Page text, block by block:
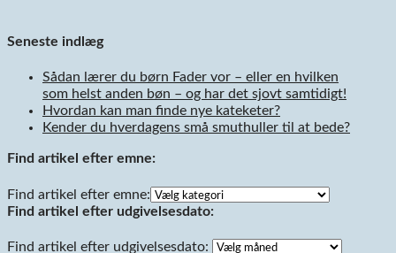
Seneste indlæg
Sådan lærer du børn Fader vor – eller en hvilken
som helst anden bøn – og har det sjovt samtidigt!
Hvordan kan man finde nye kateketer?
Kender du hverdagens små smuthuller til at bede?
Find artikel efter emne:
Find artikel efter emne:
Find artikel efter udgivelsesdato:
Find artikel efter udgivelsesdato: